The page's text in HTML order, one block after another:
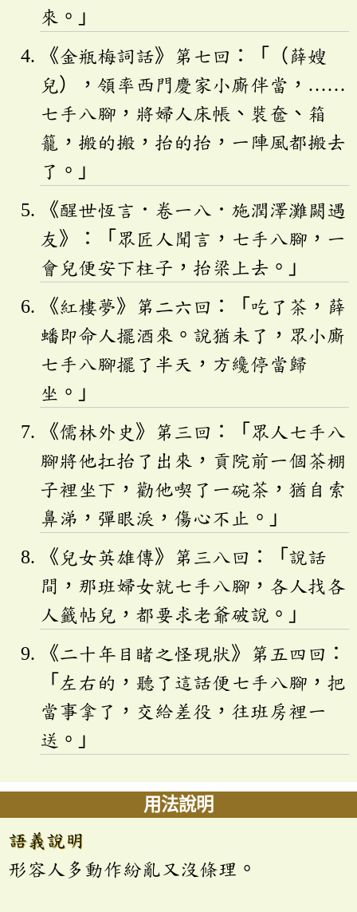
來。」
《金瓶梅詞話》第七回：「（薛嫂
兒），領率西門慶家小廝伴當，……
七手八腳，將婦人床帳、裝奩、箱
籠，搬的搬，抬的抬，一陣風都搬去
了。」
《醒世恆言．卷一八．施潤澤灘闕遇
友》：「眾匠人聞言，七手八腳，一
會兒便安下柱子，抬梁上去。」
《紅樓夢》第二六回：「吃了茶，薛
蟠即命人擺酒來。說猶未了，眾小廝
七手八腳擺了半天，方纔停當歸
坐。」
《儒林外史》第三回：「眾人七手八
腳將他扛抬了出來，貢院前一個茶棚
子裡坐下，勸他喫了一碗茶，猶自索
鼻涕，彈眼淚，傷心不止。」
《兒女英雄傳》第三八回：「說話
間，那班婦女就七手八腳，各人找各
人籤帖兒，都要求老爺破說。」
《二十年目睹之怪現狀》第五四回：
「左右的，聽了這話便七手八腳，把
當事拿了，交給差役，往班房裡一
送。」
用法說明
語義說明
形容人多動作紛亂又沒條理。